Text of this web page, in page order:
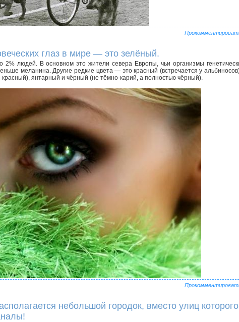
глаз в мире — это зелёный.
2% людей. В основном это жители севера Европы, чьи организмы
меланина. Другие редкие цвета — это красный (встречается у
янтарный и чёрный (не тёмно-карий, а полностью чёрный).
небольшой городок, вместо улиц